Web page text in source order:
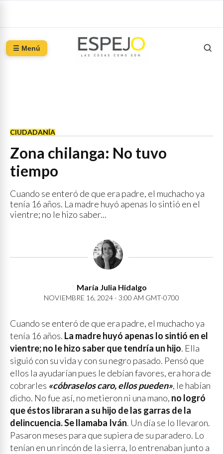
☰ Menú
CIUDADANÍA
Zona chilanga: No tuvo
tiempo
Cuando se enteró de que era padre, el muchacho ya
tenía 16 años. La madre huyó apenas lo sintió en el
vientre; no le hizo saber...
María Julia Hidalgo
NOVIEMBRE 16, 2024 - 3:00 AM GMT-0700
Cuando se enteró de que era padre, el muchacho ya
tenía 16 años. La madre huyó apenas lo sintió en el
vientre; no le hizo saber que tendría un hijo. Ella
siguió con su vida y con su negro pasado. Pensó que
ellos la ayudarían pues le debían favores, era hora de
cobrarles «cóbraselos caro, ellos pueden», le habían
dicho. No fue así, no metieron ni una mano, no logró
que éstos libraran a su hijo de las garras de la
delincuencia. Se llamaba Iván. Un día se lo llevaron.
Pasaron meses para que supiera de su paradero. Lo
tenían en un rincón de la sierra, lo entrenaban junto a